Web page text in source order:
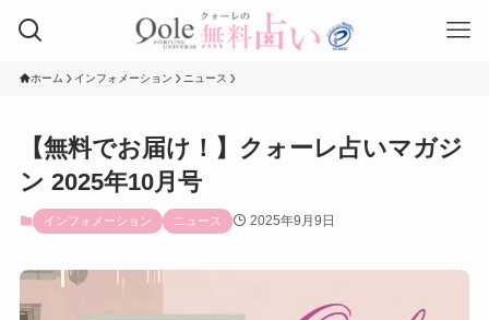
ホーム インフォメーション ニュース
【無料でお届け！】クォーレ占いマガジ
ン 2025年10月号
インフォメーション ニュース 2025年9月9日